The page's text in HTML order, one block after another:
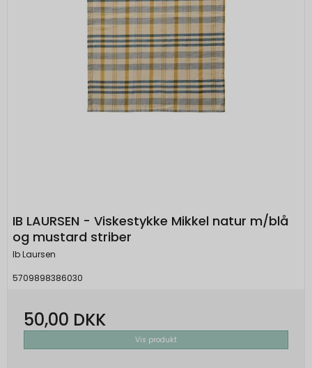
IB LAURSEN - Viskestykke Mikkel natur m/blå
og mustard striber
Ib Laursen
5709898386030
50,00 DKK
Vis produkt